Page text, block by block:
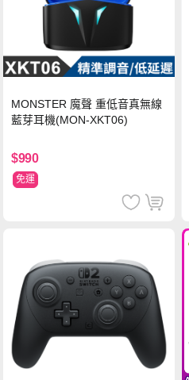
MONSTER 魔聲 重低音真無線
藍芽耳機(MON-XKT06)
$990
免運